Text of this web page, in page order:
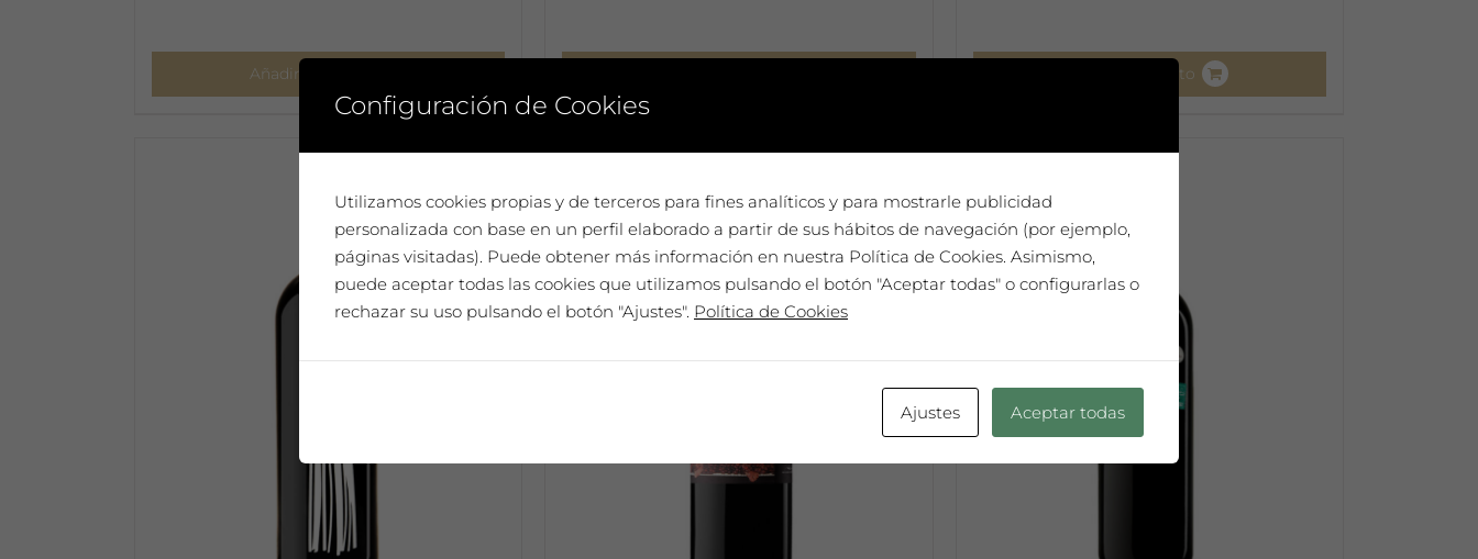
Añadir al carrito Añadir al carrito
Configuración de Cookies
Utilizamos cookies propias y de terceros para fines analíticos y para mostrarle publicidad
personalizada con base en un perfil elaborado a partir de sus hábitos de navegación (por ejemplo,
páginas visitadas). Puede obtener más información en nuestra Política de Cookies. Asimismo,
puede aceptar todas las cookies que utilizamos pulsando el botón "Aceptar todas" o configurarlas o
rechazar su uso pulsando el botón "Ajustes". Política de Cookies
Ajustes Aceptar todas